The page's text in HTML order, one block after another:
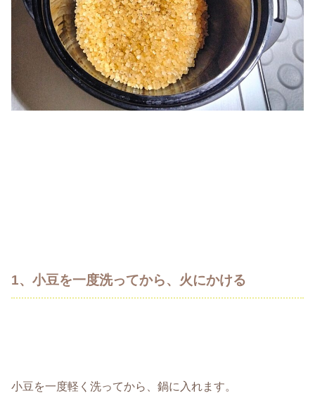
1、小豆を一度洗ってから、火にかける
小豆を一度軽く洗ってから、鍋に入れます。